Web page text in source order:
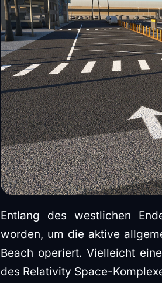
Entlang des westlichen
worden, um die aktive
Beach operiert. Vielleicht
des Relativity Space-